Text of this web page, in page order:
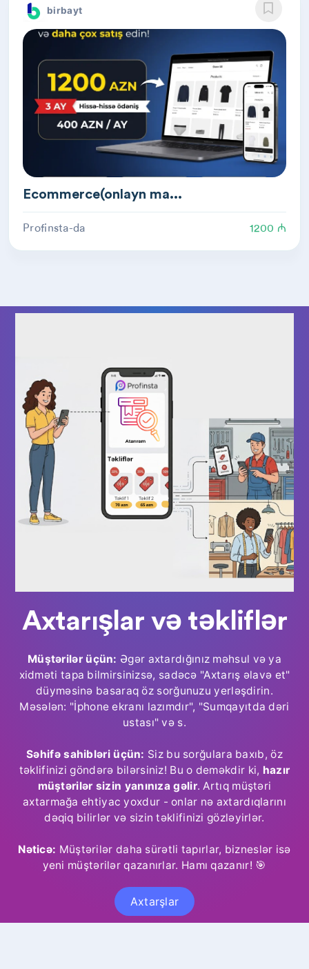
birbayt
Ecommerce(onlayn ma...
Profinsta-da 1200 ₼
Axtarışlar və təkliflər
Müştərilər üçün: Əgər axtardığınız məhsul və ya
xidməti tapa bilmirsinizsə, sadəcə "Axtarış əlavə et"
düyməsinə basaraq öz sorğunuzu yerləşdirin.
Məsələn: "İphone ekranı lazımdır", "Sumqayıtda dəri
ustası" və s.
Səhifə sahibləri üçün: Siz bu sorğulara baxıb, öz
təklifinizi göndərə bilərsiniz! Bu o deməkdir ki, hazır
müştərilər sizin yanınıza gəlir. Artıq müştəri
axtarmağa ehtiyac yoxdur - onlar nə axtardıqlarını
dəqiq bilirlər və sizin təklifinizi gözləyirlər.
Nəticə: Müştərilər daha sürətli tapırlar, bizneslər isə
yeni müştərilər qazanırlar. Hamı qazanır! 🎯
Axtarşlar